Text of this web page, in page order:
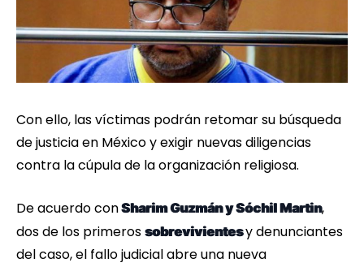
Con ello, las víctimas podrán retomar su búsqueda
de justicia en México y exigir nuevas diligencias
contra la cúpula de la organización religiosa.
De acuerdo conSharim Guzmán y Sóchil Martin,
dos de los primeros sobrevivientesy denunciantes
del caso, el fallo judicial abre una nueva